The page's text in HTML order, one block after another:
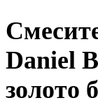
Daniel
золото